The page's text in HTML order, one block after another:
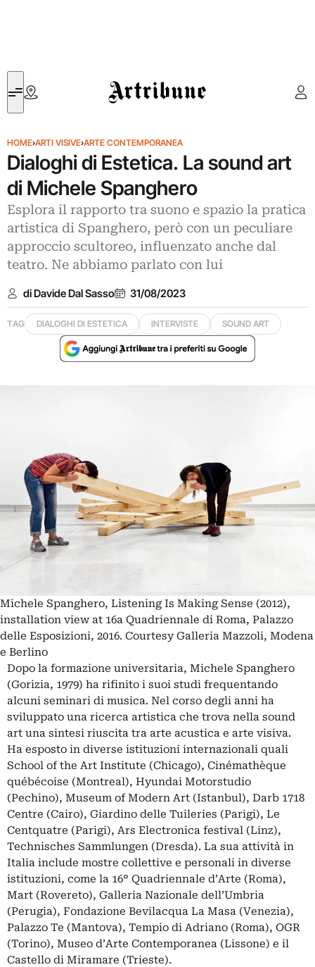
Artribune
HOME›ARTI VISIVE›ARTE CONTEMPORANEA
Dialoghi di Estetica. La sound art
di Michele Spanghero
Esplora il rapporto tra suono e spazio la pratica
artistica di Spanghero, però con un peculiare
approccio scultoreo, influenzato anche dal
teatro. Ne abbiamo parlato con lui
di Davide Dal Sasso 31/08/2023
TAG DIALOGHI DI ESTETICA INTERVISTE SOUND ART
Michele Spanghero, Listening Is Making Sense (2012),
installation view at 16a Quadriennale di Roma, Palazzo
delle Esposizioni, 2016. Courtesy Galleria Mazzoli, Modena
e Berlino
Dopo la formazione universitaria, Michele Spanghero
(Gorizia, 1979) ha rifinito i suoi studi frequentando
alcuni seminari di musica. Nel corso degli anni ha
sviluppato una ricerca artistica che trova nella sound
art una sintesi riuscita tra arte acustica e arte visiva.
Ha esposto in diverse istituzioni internazionali quali
School of the Art Institute (Chicago), Cinémathèque
québécoise (Montreal), Hyundai Motorstudio
(Pechino), Museum of Modern Art (Istanbul), Darb 1718
Centre (Cairo), Giardino delle Tuileries (Parigi), Le
Centquatre (Parigi), Ars Electronica festival (Linz),
Technisches Sammlungen (Dresda). La sua attività in
Italia include mostre collettive e personali in diverse
istituzioni, come la 16° Quadriennale d’Arte (Roma),
Mart (Rovereto), Galleria Nazionale dell’Umbria
(Perugia), Fondazione Bevilacqua La Masa (Venezia),
Palazzo Te (Mantova), Tempio di Adriano (Roma), OGR
(Torino), Museo d’Arte Contemporanea (Lissone) e il
Castello di Miramare (Trieste).